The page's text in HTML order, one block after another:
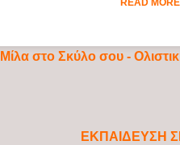
ΕΚΠΑΙΔΕΥΣΗ